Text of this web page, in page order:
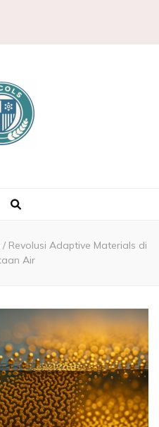
&
/ Revolusi Adaptive Materials di
Air